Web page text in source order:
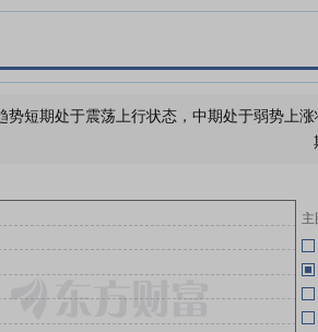
：上半年我国煤电发电
持、分红、锁仓……沪市
更多
04-29
势短期处于震荡上行状态，中期处于弱势上
主